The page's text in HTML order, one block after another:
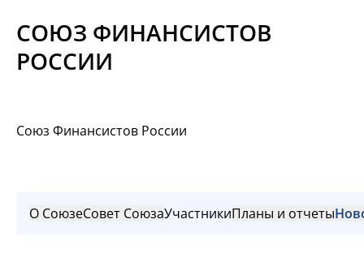
Материалы
СОЮЗ ФИНАНСИСТОВ
РОССИИ
Союз Финансистов России
О СоюзеСовет СоюзаУчастникиПланы и отчеты